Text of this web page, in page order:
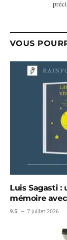
VOUS
Luis Sagasti :
mémoire
9.5 7 juillet 2026